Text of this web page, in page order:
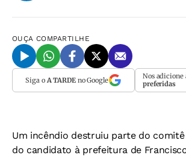
OUÇA COMPARTILHE
Siga o A TARDEno Google Nos adicione
preferidas
Um incêndio destruiu parte do
do candidato à prefeitura de